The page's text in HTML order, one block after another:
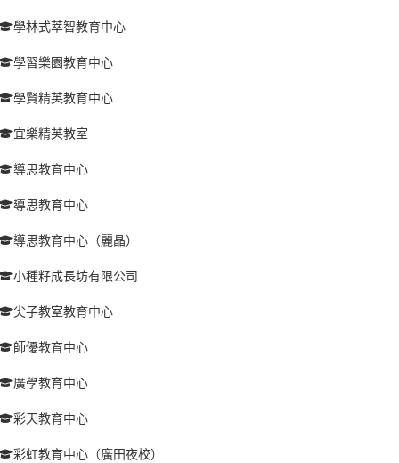
學林式萃智教育中心
學習樂園教育中心
學賢精英教育中心
宜樂精英教室
導思教育中心
導思教育中心
導思教育中心（麗晶）
小種籽成長坊有限公司
尖子教室教育中心
師優教育中心
廣學教育中心
彩天教育中心
彩虹教育中心（廣田夜校）